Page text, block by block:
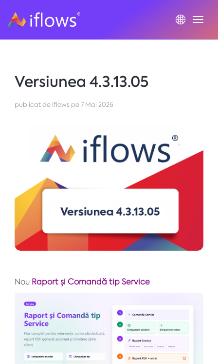
Versiunea 4.3.13.05
publicat de iflows pe7 Mai 2026
Nou Raport și Comandă tip Service